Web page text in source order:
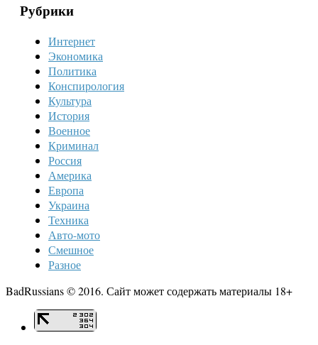
Рубрики
Интернет
Экономика
Политика
Конспирология
Культура
История
Военное
Криминал
Россия
Америка
Европа
Украина
Техника
Авто-мото
Смешное
Разное
BadRussians © 2016. Сайт может содержать материалы 18+